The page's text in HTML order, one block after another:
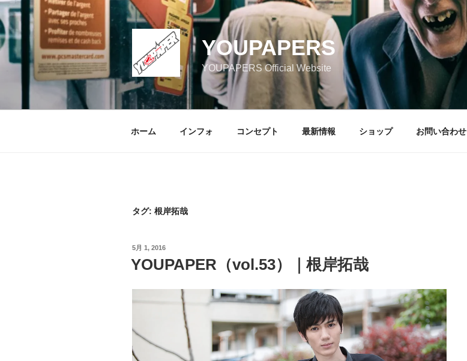
コ
ン
テ
ン
ツ
YOUPAPERS
YOUPAPERS Official Website
ホーム インフォ コンセプト 最新情報 ショップ お問い合わせ
タグ: 根岸拓哉
投
日:
5月 1, 2016
YOUPAPER（vol.53）｜根岸拓哉